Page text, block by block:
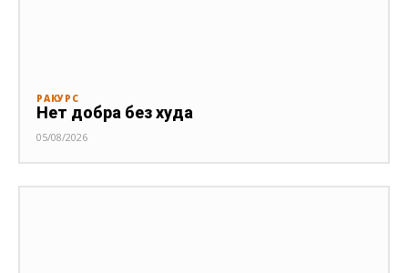
РАКУРС
Нет добра без худа
05/08/2026